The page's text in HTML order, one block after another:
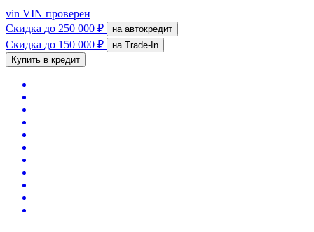
vin VIN проверен
Скидка до 250 000 ₽ на автокредит
Скидка до 150 000 ₽
на Trade-In
Купить в кредит